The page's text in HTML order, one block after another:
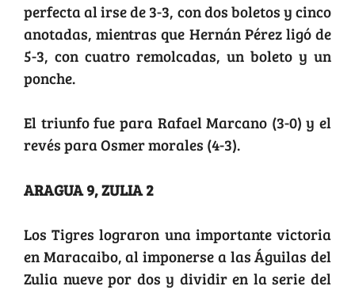
perfecta al irse de 3-3, con dos boletos y cinco
anotadas, mientras que Hernán Pérez ligó de
5-3, con cuatro remolcadas, un boleto y un
ponche.
El triunfo fue para Rafael Marcano (3-0) y el
revés para Osmer morales (4-3).
ARAGUA 9, ZULIA 2
Los Tigres lograron una importante victoria
en Maracaibo, al imponerse a las Águilas del
Zulia nueve por dos y dividir en la serie del